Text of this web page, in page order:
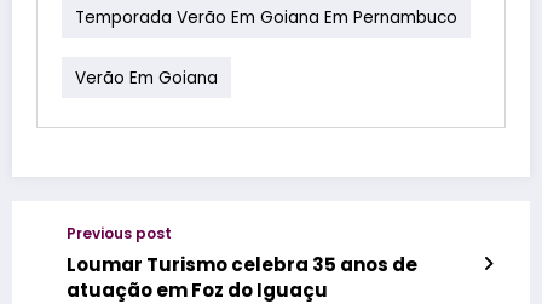
Temporada Verão Em Goiana Em Pernambuco
Verão Em Goiana
Previous post
Loumar Turismo celebra 35 anos de
atuação em Foz do Iguaçu